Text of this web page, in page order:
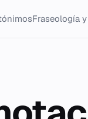
Fraseología